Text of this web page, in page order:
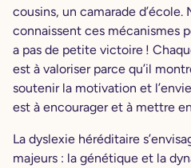
cousins, un camarade d’école.
connaissent ces mécanismes
a pas de petite victoire !
est à valoriser parce qu’il
soutenir la motivation et
est à encourager et à mettre
La dyslexie héréditaire
majeurs : la génétique et la